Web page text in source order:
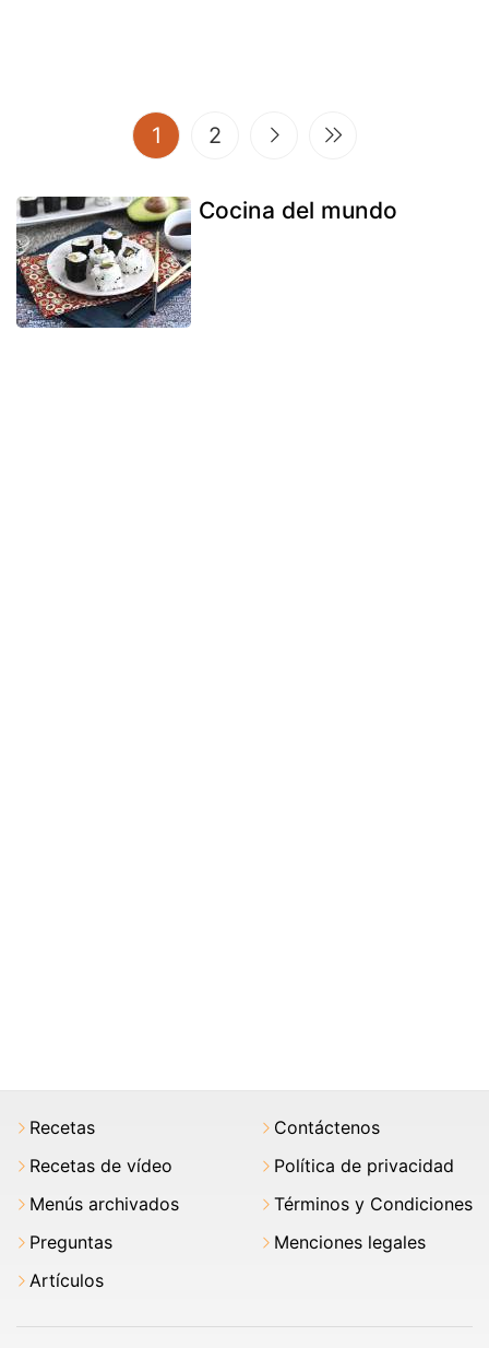
1 (current)
2
Cocina del mundo
Recetas
Recetas de vídeo
Menús archivados
Preguntas
Artículos
Contáctenos
Política de privacidad
Términos y Condiciones
Menciones legales